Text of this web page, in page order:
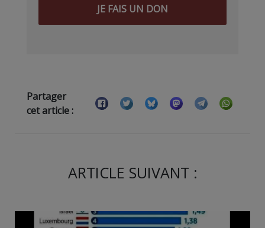
JE FAIS UN DON
Partager
cet article :
ARTICLE SUIVANT :